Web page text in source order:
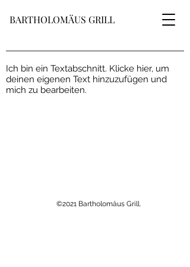
BARTHOLOMÄUS GRILL
Ich bin ein Textabschnitt. Klicke hier, um
deinen eigenen Text hinzuzufügen und
mich zu bearbeiten.
©2021 Bartholomäus Grill.